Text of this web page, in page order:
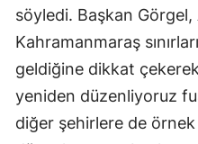
söyledi. Başkan Görgel,
Kahramanmaraş
geldiğine dikkat
yeniden düzenliyoruz
diğer şehirlere de